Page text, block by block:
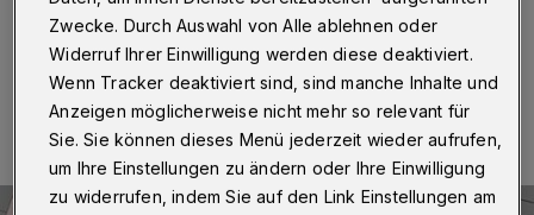
15.07.2020 , 16:19 Uhr Eine Minute Lesezeit
Zwecke. Durch Auswahl von Alle ablehnen oder
Widerruf Ihrer Einwilligung werden diese deaktiviert.
Wenn Tracker deaktiviert sind, sind manche Inhalte und
Anzeigen möglicherweise nicht mehr so relevant für
Sie. Sie können dieses Menü jederzeit wieder aufrufen,
um Ihre Einstellungen zu ändern oder Ihre Einwilligung
zu widerrufen, indem Sie auf den Link Einstellungen am